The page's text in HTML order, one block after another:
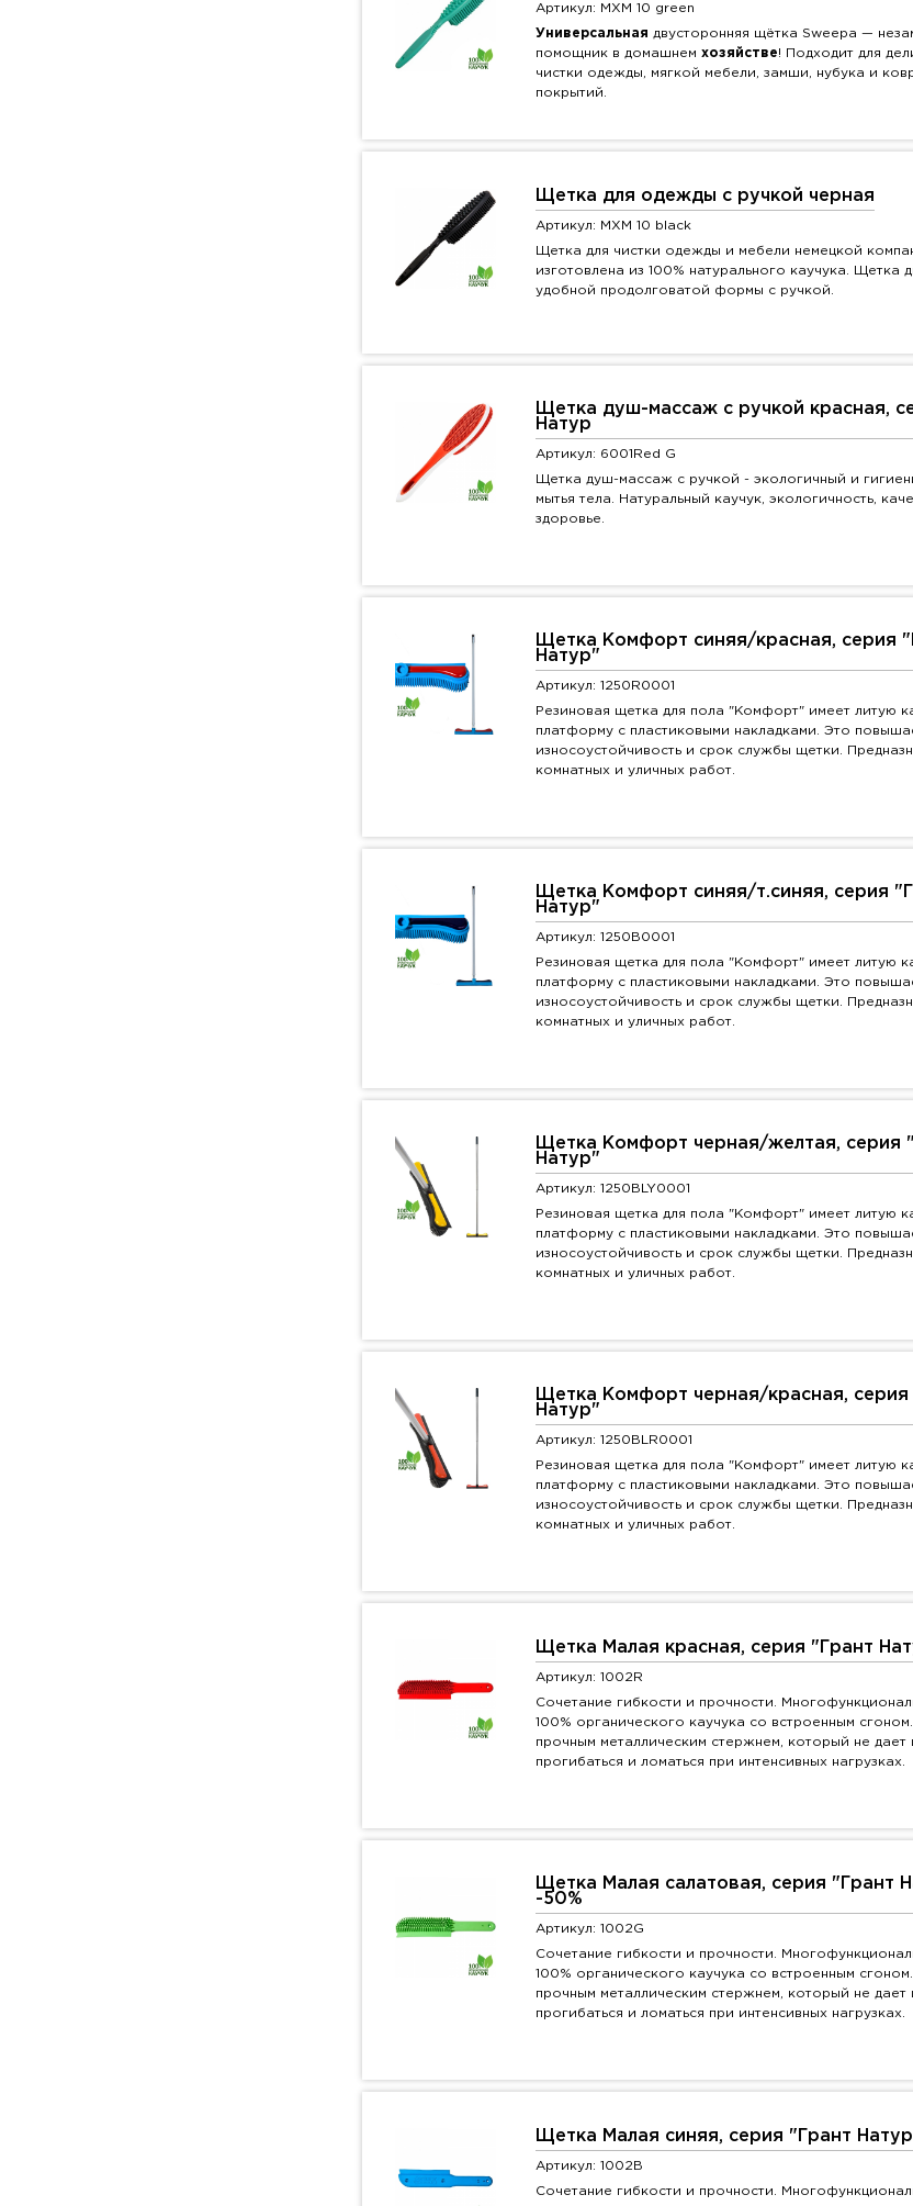
Артикул: MXM 10 green
Универсальная двусторонняя щётка Sweepa —
помощник в домашнем хозяйстве! Подходит для
чистки одежды, мягкой мебели, замши, нубука и
покрытий.
Щетка для одежды с ручкой черная
Артикул: MXM 10 black
Щетка для чистки одежды и мебели немецкой
изготовлена из 100% натурального каучука. Щетка
удобной продолговатой формы с ручкой.
Щетка душ-массаж с ручкой красная,
Натур
Артикул: 6001Red G
Щетка душ-массаж с ручкой - экологичный и
мытья тела. Натуральный каучук, экологичность,
здоровье.
Щетка Комфорт синяя/красная, серия
Натур"
Артикул: 1250R0001
Резиновая щетка для пола "Комфорт" имеет литую
платформу с пластиковыми накладками. Это
износоустойчивость и срок службы щетки.
комнатных и уличных работ.
Щетка Комфорт синяя/т.синяя, серия
Натур"
Артикул: 1250B0001
Резиновая щетка для пола "Комфорт" имеет литую
платформу с пластиковыми накладками. Это
износоустойчивость и срок службы щетки.
комнатных и уличных работ.
Щетка Комфорт черная/желтая, серия
Натур"
Артикул: 1250BLY0001
Резиновая щетка для пола "Комфорт" имеет литую
платформу с пластиковыми накладками. Это
износоустойчивость и срок службы щетки.
комнатных и уличных работ.
Щетка Комфорт черная/красная, серия
Натур"
Артикул: 1250BLR0001
Резиновая щетка для пола "Комфорт" имеет литую
платформу с пластиковыми накладками. Это
износоустойчивость и срок службы щетки.
комнатных и уличных работ.
Щетка Малая красная, серия "Грант
Артикул: 1002R
Сочетание гибкости и прочности.
100% органического каучука со встроенным
прочным металлическим стержнем, который не дает
прогибаться и ломаться при интенсивных нагрузках.
Щетка Малая салатовая, серия "Грант
-50%
Артикул: 1002G
Сочетание гибкости и прочности.
100% органического каучука со встроенным
прочным металлическим стержнем, который не дает
прогибаться и ломаться при интенсивных нагрузках.
Щетка Малая синяя, серия "Грант
Артикул: 1002B
Сочетание гибкости и прочности.